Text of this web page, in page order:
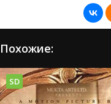
Похожие:
SD